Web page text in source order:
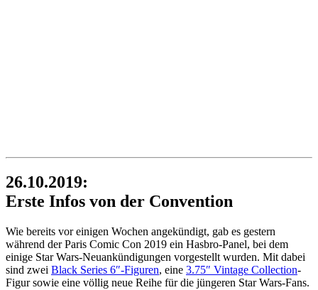
26.10.2019:
Erste Infos von der Convention
Wie bereits vor einigen Wochen angekündigt, gab es gestern
während der Paris Comic Con 2019 ein Hasbro-Panel, bei dem
einige Star Wars-Neuankündigungen vorgestellt wurden. Mit dabei
sind zwei Black Series 6″-Figuren, eine 3.75″ Vintage Collection-
Figur sowie eine völlig neue Reihe für die jüngeren Star Wars-Fans.